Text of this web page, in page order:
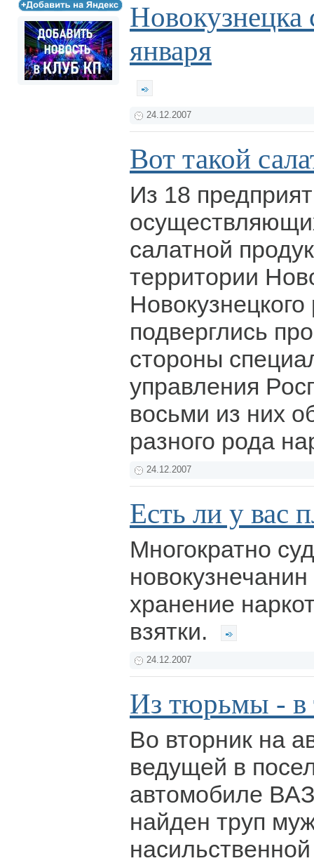
Новокузнецка
января
24.12.2007
Вот такой
Из 18
салатной
территории
подверглись
стороны
управления
восьми из них
разного рода
24.12.2007
Есть ли у вас
Многократно
хранение
взятки.
24.12.2007
Из тюрьмы -
Во вторник на
ведущей в
автомобиле
найден труп